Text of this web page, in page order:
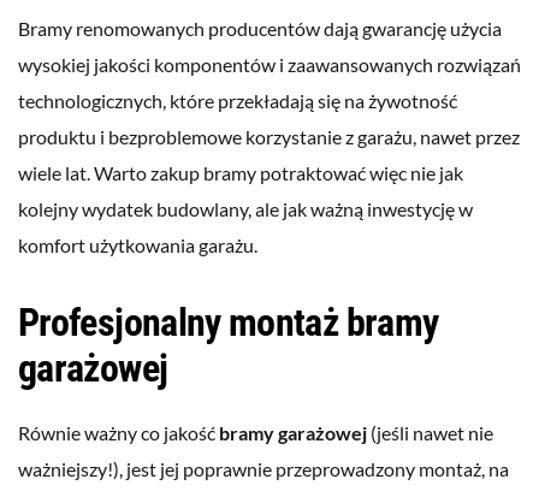
Bramy renomowanych producentów dają gwarancję użycia
wysokiej jakości komponentów i zaawansowanych rozwiązań
technologicznych, które przekładają się na żywotność
produktu i bezproblemowe korzystanie z garażu, nawet przez
wiele lat. Warto zakup bramy potraktować więc nie jak
kolejny wydatek budowlany, ale jak ważną inwestycję w
komfort użytkowania garażu.
Profesjonalny montaż bramy
garażowej
Równie ważny co jakość bramy garażowej (jeśli nawet nie
ważniejszy!), jest jej poprawnie przeprowadzony montaż, na